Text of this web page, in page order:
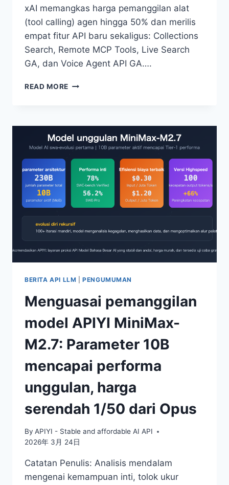
xAI memangkas harga pemanggilan alat
(tool calling) agen hingga 50% dan merilis
empat fitur API baru sekaligus: Collections
Search, Remote MCP Tools, Live Search
GA, dan Voice Agent API GA….
READ MORE INTERPRETASI
DI
SELURUH
PLATFORM:
PANDUAN
LENGKAP
FITUR
BARU
DAN
PENURUNAN
SEBESAR
BERITA API LLM |PENGUMUMAN
Menguasai pemanggilan
model APIYI MiniMax-
M2.7: Parameter 10B
mencapai performa
unggulan, harga
serendah 1/50 dari Opus
By APIYI - Stable and affordable AI API
2026年 3月 24日
Catatan Penulis: Analisis mendalam
mengenai kemampuan inti, tolok ukur